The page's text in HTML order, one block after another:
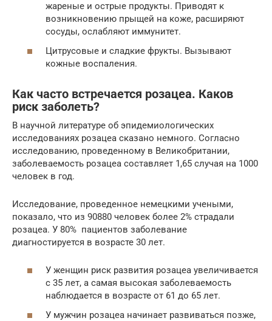
жареные и острые продукты. Приводят к
возникновению прыщей на коже, расширяют
сосуды, ослабляют иммунитет.
Цитрусовые и сладкие фрукты. Вызывают
кожные воспаления.
Как часто встречается розацеа. Каков
риск заболеть?
В научной литературе об эпидемиологических
исследованиях розацеа сказано немного. Согласно
исследованию, проведенному в Великобритании,
заболеваемость розацеа составляет 1,65 случая на 1000
человек в год.
Исследование, проведенное немецкими учеными,
показало, что из 90880 человек более 2% страдали
розацеа. У 80% пациентов заболевание
диагностируется в возрасте 30 лет.
У женщин риск развития розацеа увеличивается
с 35 лет, а самая высокая заболеваемость
наблюдается в возрасте от 61 до 65 лет.
У мужчин розацеа начинает развиваться позже,